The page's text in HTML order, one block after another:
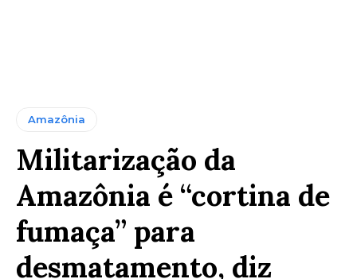
Amazônia
Militarização da
Amazônia é “cortina de
fumaça” para
desmatamento, diz